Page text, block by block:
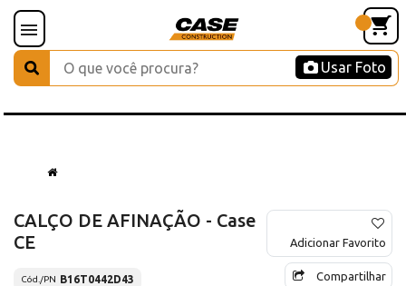
Usar Foto
CALÇO DE AFINAÇÃO - Case
CE
Cód./PN B16T0442D43
Adicionar Favorito
Compartilhar